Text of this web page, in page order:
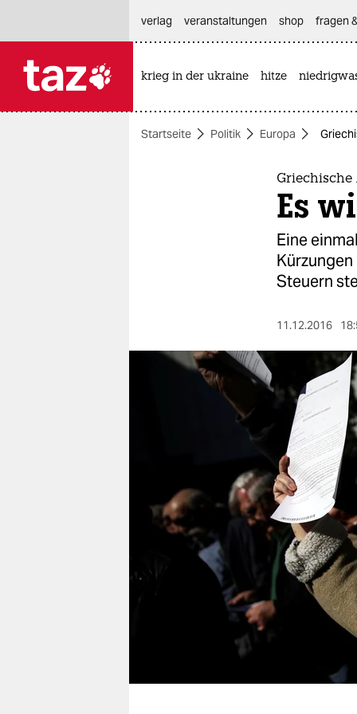
themen
berlin
verlag
veranstaltungen
unterstützen
genossenschaft
verlag
veranstaltungen shop fragen
krieg in der ukraine hitze
Startseite Politik Europa
Es
Eine
Steuern
11.12.2016